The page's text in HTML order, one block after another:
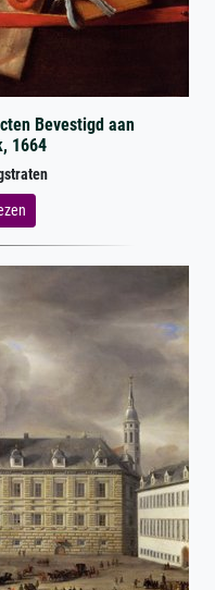
Bevestigd aan
1664